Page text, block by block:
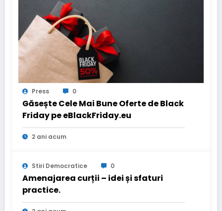
Press 0
Găsește Cele Mai Bune Oferte de Black
Friday pe eBlackFriday.eu
2 ani acum
Stiri Democratice 0
Amenajarea curții – idei și sfaturi
practice.